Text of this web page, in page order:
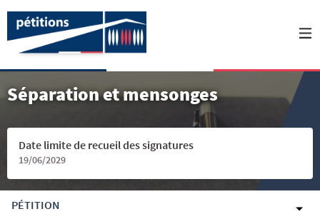
Séparation et mensonges
Date limite de recueil des signatures
19/06/2029
PÉTITION